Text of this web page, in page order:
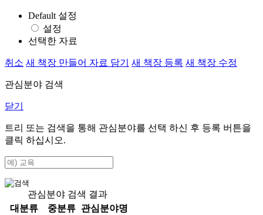
Default 설정
설정
선택한 자료
취소 새 책장 만들어 자료 담기 새 책장 등록 새 책장 수정
관심분야 검색
닫기
트리 또는 검색을 통해 관심분야를 선택 하신 후 등록 버튼을
클릭 하십시오.
관심분야 검색 결과
대분류
중분류
관심분야명